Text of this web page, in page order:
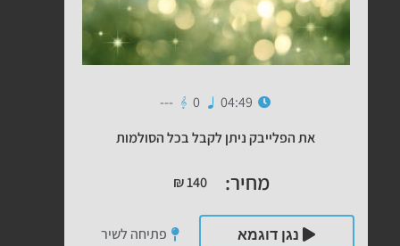
04:49
0
---
את הפלייבק ניתן לקבל בכל הסולמות
מחיר: ₪140
נגן דוגמא פתיחה לשיר